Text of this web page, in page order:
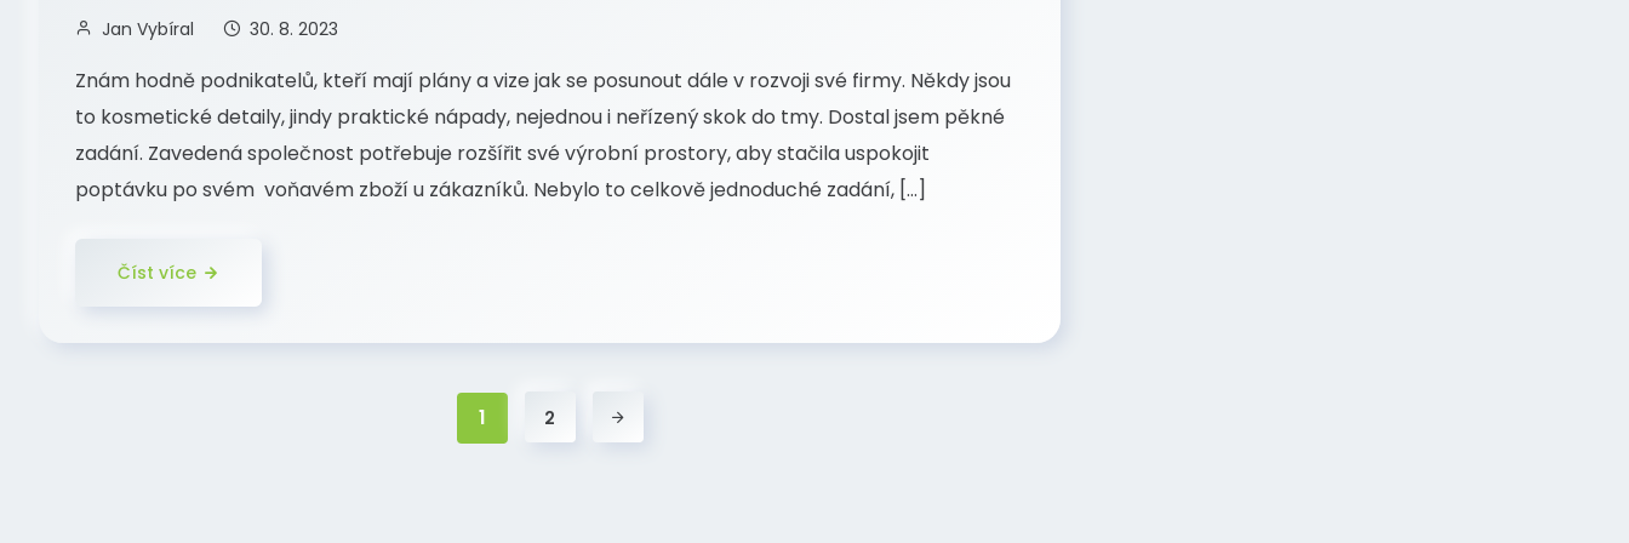
Jan Vybíral 30. 8. 2023
Znám hodně podnikatelů, kteří mají plány a vize jak se posunout dále v rozvoji své firmy. Někdy jsou
to kosmetické detaily, jindy praktické nápady, nejednou i neřízený skok do tmy. Dostal jsem pěkné
zadání. Zavedená společnost potřebuje rozšířit své výrobní prostory, aby stačila uspokojit
poptávku po svém voňavém zboží u zákazníků. Nebylo to celkově jednoduché zadání, […]
Číst více
1 2